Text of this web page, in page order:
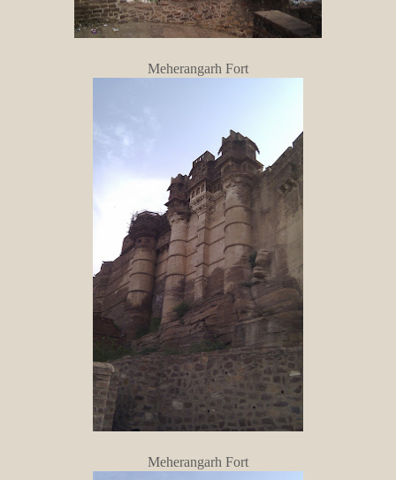
Meherangarh Fort
Meherangarh Fort